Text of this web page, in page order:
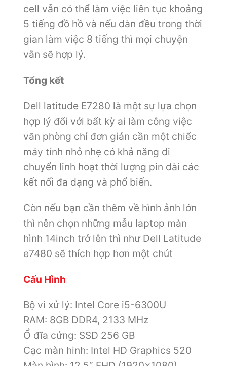
cell vẫn có thể làm việc liên tục khoảng
5 tiếng đồ hồ và nếu dàn đều trong thời
gian làm việc 8 tiếng thì mọi chuyện
vẫn sẽ hợp lý.
Tổng kết
Dell latitude E7280 là một sự lựa chọn
hợp lý đối với bất kỳ ai làm công việc
văn phòng chỉ đơn giản cần một chiếc
máy tính nhỏ nhẹ có khả năng di
chuyển linh hoạt thời lượng pin dài các
kết nối đa dạng và phổ biến.
Còn nếu bạn cần thêm về hình ảnh lớn
thì nên chọn những mẫu laptop màn
hình 14inch trở lên thì như Dell Latitude
e7480 sẽ thích hợp hơn một chút
Cấu Hình
Bộ vi xử lý: Intel Core i5-6300U
RAM: 8GB DDR4, 2133 MHz
Ổ đĩa cứng: SSD 256 GB
Cạc màn hinh: Intel HD Graphics 520